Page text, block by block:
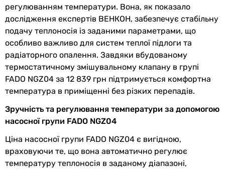
Максимальна
температура
теплоносія
95 °C
Kvs 6.2 м³/год
Елементи
триходовий змішувальний
клапан, сервопривід,
циркуляційний насос (опція),
термометр лінії подачі,
термометр зворотної лінії,
теплоізоляційний кожух
Теплоносій вода
регулюванням температури. Вона, як показало
дослідження експертів ВЕНКОН, забезпечує стабільну
подачу теплоносія із заданими параметрами, що
особливо важливо для систем теплої підлоги та
радіаторного опалення. Завдяки вбудованому
термостатичному змішувальному клапану в групі
FADO NGZ04 за 12 839 грн підтримується комфортна
температура в приміщенні без різких перепадів.
Зручність та регулювання температури за допомогою
насосної групи FADO NGZ04
Ціна насосної групи FADO NGZ04 є вигідною,
враховуючи те, що вона автоматично регулює
температуру теплоносія в заданому діапазоні,